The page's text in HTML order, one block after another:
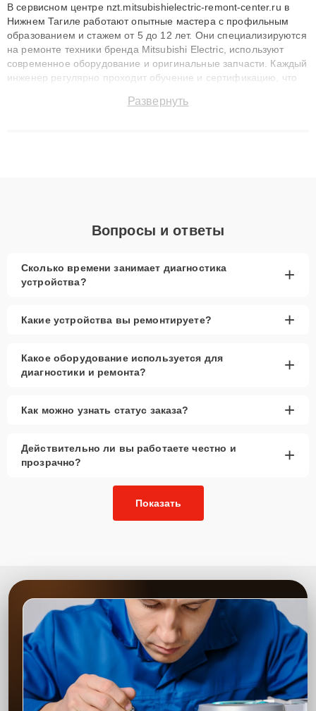
В сервисном центре nzt.mitsubishielectric-remont-center.ru в
Нижнем Тагиле работают опытные мастера с профильным
образованием и стажем от 5 до 12 лет. Они специализируются
на ремонте техники бренда Mitsubishi Electric, используют
современное оборудование и оригинальные запчасти. Каждый
инженер регулярно проходит обучение и сертификацию, что
восстанавливать технику с сохранением гарантии до 3 лет.
Развернуть
Вопросы и ответы
Сколько времени занимает диагностика
устройства?
+
Какие устройства вы ремонтируете? +
Какое оборудование используется для
диагностики и ремонта?
+
Как можно узнать статус заказа? +
Действительно ли вы работаете честно и
прозрачно?
+
Показать